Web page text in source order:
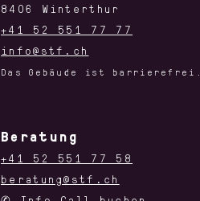
8406 Winterthur
+41 52 551 77 77
info@stf.ch
Das Gebäude ist barrierefrei.
Beratung
+41 52 551 77 58
beratung@stf.ch